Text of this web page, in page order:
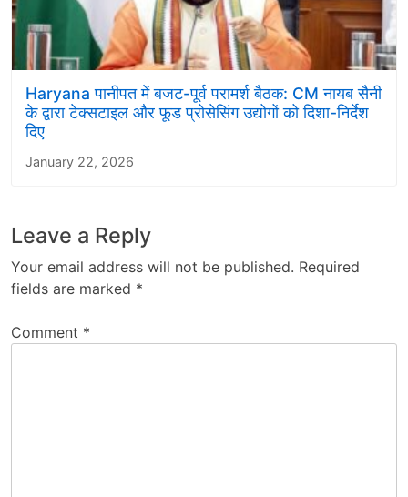
Haryana पानीपत में बजट-पूर्व परामर्श बैठक: CM नायब सैनी
के द्वारा टेक्सटाइल और फूड प्रोसेसिंग उद्योगों को दिशा-निर्देश
दिए
January 22, 2026
Leave a Reply
Your email address will not be published. Required
fields are marked *
Comment *